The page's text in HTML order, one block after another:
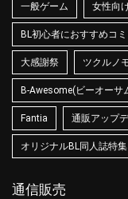
一般ゲーム 女性向
BL初心者におすすめコ
大感謝祭 ツクルノ
B-Awesome(ビーオーサ
Fantia 通販アップ
オリジナルBL同人誌特集
通信販売